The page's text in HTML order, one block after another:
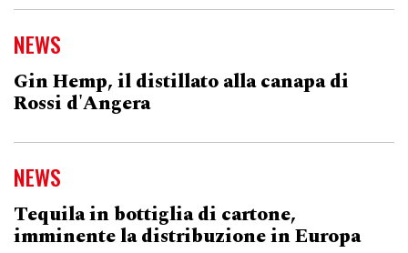
NEWS
Gin Hemp, il distillato alla canapa di
Rossi d'Angera
NEWS
Tequila in bottiglia di cartone,
imminente la distribuzione in Europa